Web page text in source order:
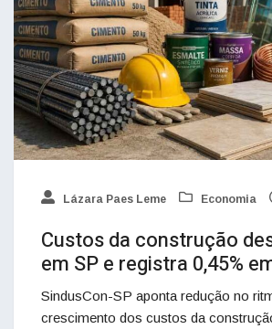
Lázara Paes Leme Economia
Custos da construção
em SP e registra 0,45%
SindusCon-SP aponta redução no
crescimento dos custos da